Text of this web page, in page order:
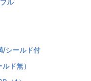
/シールド付
ド無）